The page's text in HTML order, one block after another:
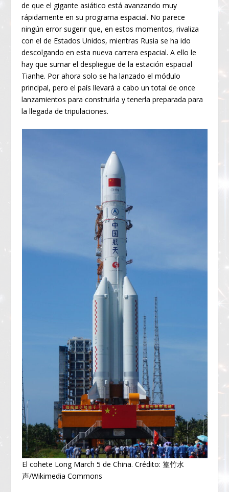
de que el gigante asiático está avanzando muy
rápidamente en su programa espacial. No parece
ningún error sugerir que, en estos momentos, rivaliza
con el de Estados Unidos, mientras Rusia se ha ido
descolgando en esta nueva carrera espacial. A ello le
hay que sumar el despliegue de la estación espacial
Tianhe. Por ahora solo se ha lanzado el módulo
principal, pero el país llevará a cabo un total de once
lanzamientos para construirla y tenerla preparada para
la llegada de tripulaciones.
El cohete Long March 5 de China. Crédito: 篁竹水
声/Wikimedia Commons